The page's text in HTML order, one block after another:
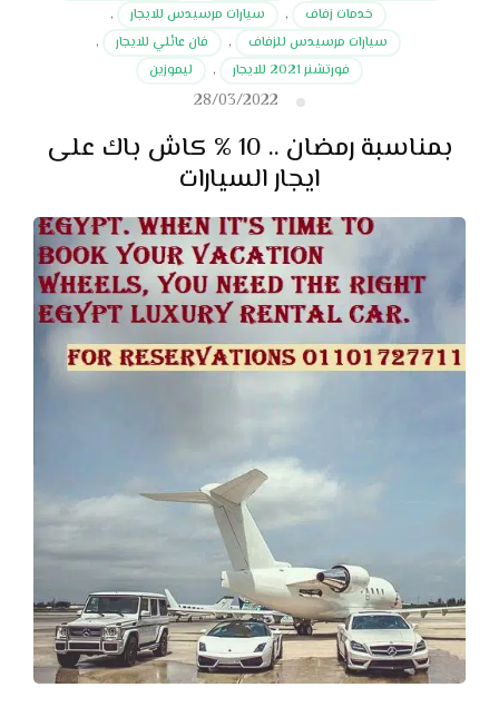
خدمات زفاف
, سيارات مرسيدس للايجار
,
سيارات مرسيدس للزفاف
, فان عائلي للايجار
,
فورتشنر 2021 للايجار
, ليموزين
28/03/2022
بمناسبة رمضان .. 10 % كاش باك على
ايجار السيارات